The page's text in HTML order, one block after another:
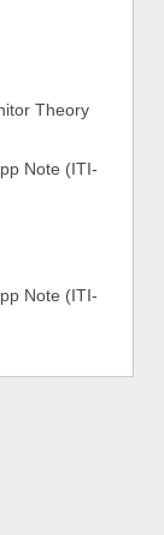
Theory
Note (ITI-
Note (ITI-